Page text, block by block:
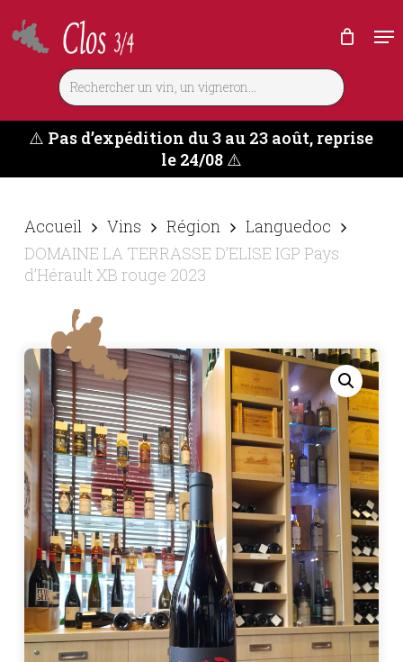
to
main
⚠️ Pas d’expédition du 3 au 23 août, reprise
le 24/08⚠️
Accueil Vins Région
Languedoc
DOMAINE LA TERRASSE D’ELISE IGP Pays
d’Hérault XB rouge 2023